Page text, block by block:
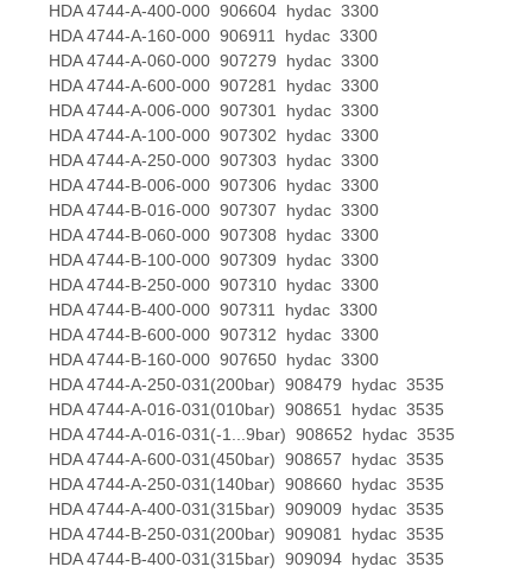
HDA 4744-A-400-000 906604 hydac 3300
HDA 4744-A-160-000 906911 hydac 3300
HDA 4744-A-060-000 907279 hydac 3300
HDA 4744-A-600-000 907281 hydac 3300
HDA 4744-A-006-000 907301 hydac 3300
HDA 4744-A-100-000 907302 hydac 3300
HDA 4744-A-250-000 907303 hydac 3300
HDA 4744-B-006-000 907306 hydac 3300
HDA 4744-B-016-000 907307 hydac 3300
HDA 4744-B-060-000 907308 hydac 3300
HDA 4744-B-100-000 907309 hydac 3300
HDA 4744-B-250-000 907310 hydac 3300
HDA 4744-B-400-000 907311 hydac 3300
HDA 4744-B-600-000 907312 hydac 3300
HDA 4744-B-160-000 907650 hydac 3300
HDA 4744-A-250-031(200bar) 908479 hydac 3535
HDA 4744-A-016-031(010bar) 908651 hydac 3535
HDA 4744-A-016-031(-1...9bar) 908652 hydac 3535
HDA 4744-A-600-031(450bar) 908657 hydac 3535
HDA 4744-A-250-031(140bar) 908660 hydac 3535
HDA 4744-A-400-031(315bar) 909009 hydac 3535
HDA 4744-B-250-031(200bar) 909081 hydac 3535
HDA 4744-B-400-031(315bar) 909094 hydac 3535